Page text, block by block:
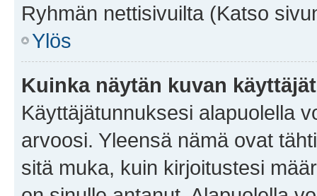
Ryhmän nettisivuilta (Katso
Ylös
Kuinka näytän kuvan
Käyttäjätunnuksesi alapuolella
arvoosi. Yleensä nämä ovat
sitä muka, kuin kirjoitustesi